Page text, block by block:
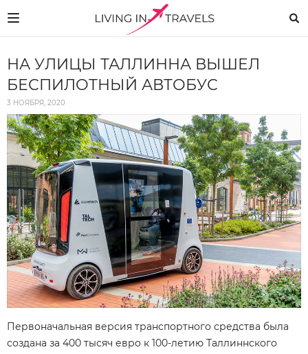
НА УЛИЦЫ ТАЛЛИННА ВЫШЕЛ
БЕСПИЛОТНЫЙ АВТОБУС
3 НОЯБРЯ, 2020
Первоначальная версия транспортного средства была
создана за 400 тысяч евро к 100-летию Таллиннского